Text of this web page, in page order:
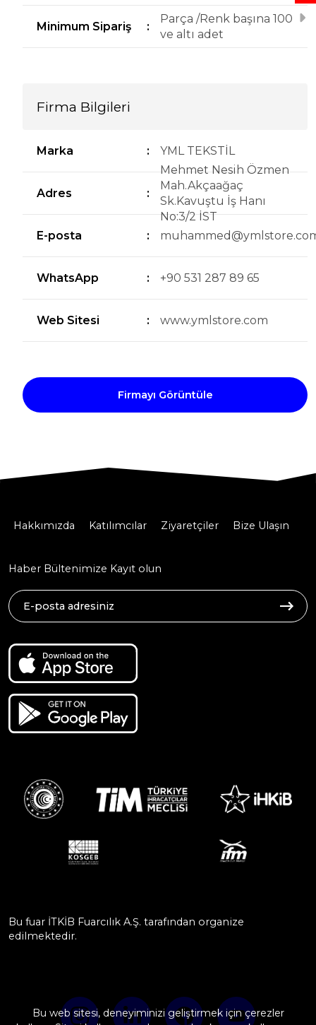
Minimum Sipariş :
Parça /Renk başına 100
ve altı adet
Firma Bilgileri
Marka : YML TEKSTİL
Adres :
Mehmet Nesih Özmen
Mah.Akçaağaç
Sk.Kavuştu İş Hanı
No:3/2 İST
E-posta
:
WhatsApp : +90 531 287 89 65
Web Sitesi : www.ymlstore.com
Firmayı Görüntüle
Hakkımızda Katılımcılar Ziyaretçiler Bize Ulaşın
Haber Bültenimize Kayıt olun
Bu fuar İTKİB Fuarcılık A.Ş. tarafından organize
edilmektedir.
Bu web sitesi, deneyiminizi geliştirmek için çerezler